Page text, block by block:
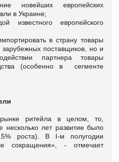
новейших европейских
в Украине;
известного европейского
в страну товары
поставщиков, но и
партнера товары
(особенно в сегменте
ритейла в целом, то,
несколько лет развитие было
роста). В I-м полугодии
сокращения», - отмечает